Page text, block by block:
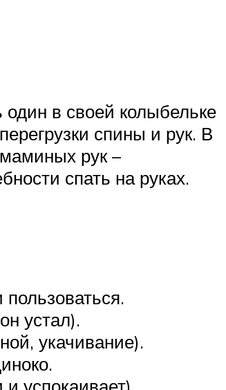
один в своей колыбельке
спины и рук. В
рук –
спать на руках.
устал).
укачивание).
успокаивает).